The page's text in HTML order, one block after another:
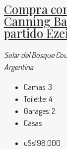
Compra
Canning
partido
Solar del Bosque
Argentina
Camas: 3
Toilette: 4
Garages: 2
Casas
u$s198.000